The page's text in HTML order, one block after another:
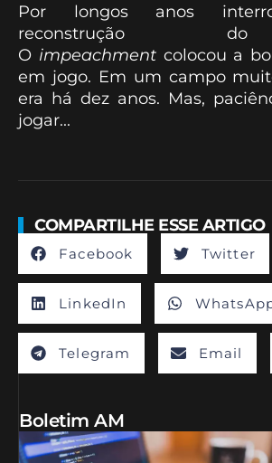
Por longos anos
reconstrução
O impeachment colocou a
em jogo. Em um campo
era há dez anos. Mas,
jogar...
COMPARTILHE ESSE ARTIGO
Facebook Twitter
LinkedIn
Telegram Email
Boletim AM